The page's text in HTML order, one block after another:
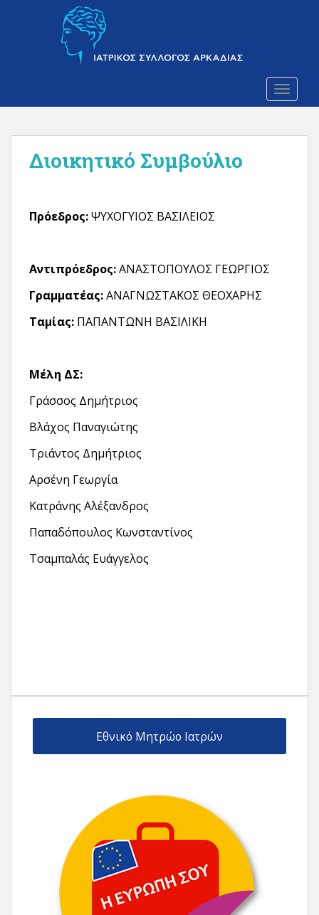
m
Διοικητικό Συμβούλιο
Πρόεδρος:ΨΥΧΟΓΥΙΟΣ ΒΑΣΙΛΕΙΟΣ
Αντιπρόεδρος:ΑΝΑΣΤΟΠΟΥΛΟΣ ΓΕΩΡΓΙΟΣ
Γραμματέας:ΑΝΑΓΝΩΣΤΑΚΟΣ ΘΕΟΧΑΡΗΣ
Ταμίας: ΠΑΠΑΝΤΩΝΗ ΒΑΣΙΛΙΚΗ
Μέλη ΔΣ:
Γράσσος Δημήτριος
Βλάχος Παναγιώτης
Τριάντος Δημήτριος
Αρσένη Γεωργία
Κατράνης Αλέξανδρος
Παπαδόπουλος Κωνσταντίνος
Τσαμπαλάς Ευάγγελος
Εθνικό Μητρώο Ιατρών